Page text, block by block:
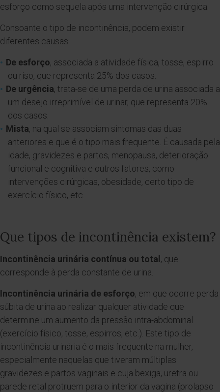
esforço como sequela após uma intervenção cirúrgica.
Consoante o tipo de incontinência, podem existir
diferentes causas:
De esforço, associada a atividade física, tosse, espirro
ou riso, que representa 25% dos casos.
De urgência, trata-se de uma perda de urina associada a
um desejo irreprimível de urinar, que representa 20%
dos casos.
Mista, na qual se associam sintomas das duas
anteriores e que é o tipo mais frequente. É causada pela
idade, gravidezes e partos, menopausa, deterioração
funcional e cognitiva e outros fatores, como
intervenções cirúrgicas, obesidade, certo tipo de
exercício físico, etc.
Que tipos de incontinência existem?
Incontinência urinária contínua ou total , que
corresponde à perda constante de urina.
Incontinência urinária de esforço, em que ocorre perda
súbita de urina ao realizar qualquer atividade que
determine um aumento da pressão intra-abdominal
(exercício físico, tosse, espirros, etc.). Este tipo de
incontinência urinária é o mais frequente na mulher,
especialmente naquelas que tiveram múltiplas
gravidezes e partos vaginais e cuja bexiga, uretra ou
parede retal protruem para o interior da vagina (prolapso